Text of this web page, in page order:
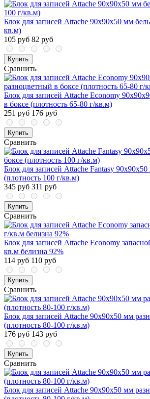
Блок для записей Attache 90x90x50 мм
кв.м)
105 руб 82 руб
Купить
Сравнить
Блок для записей Attache Economy
в боксе (плотность 65-80 г/кв.м)
251 руб 176 руб
Купить
Сравнить
Блок для записей Attache Fantasy
(плотность 100 г/кв.м)
345 руб 311 руб
Купить
Сравнить
Блок для записей Attache Economy
кв.м белизна 92%
114 руб 110 руб
Купить
Сравнить
Блок для записей Attache 90x90x50 мм
(плотность 80-100 г/кв.м)
176 руб 143 руб
Купить
Сравнить
Блок для записей Attache 90x90x50 мм